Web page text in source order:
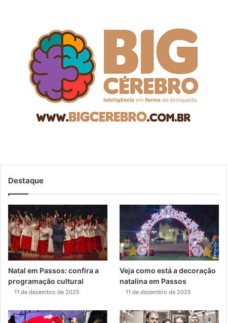
Destaque
Natal em Passos: confira a
programação cultural
11 de dezembro de 2025
Veja como está a decoração
natalina em Passos
11 de dezembro de 2025